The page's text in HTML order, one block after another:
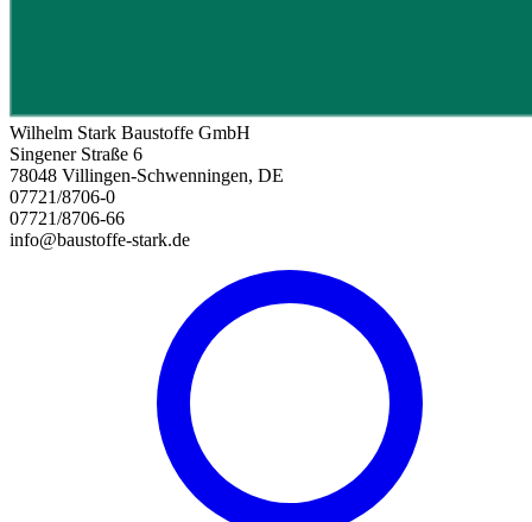
Wilhelm Stark Baustoffe GmbH
Singener Straße 6
78048 Villingen-Schwenningen, DE
07721/8706-0
07721/8706-66
info@baustoffe-stark.de